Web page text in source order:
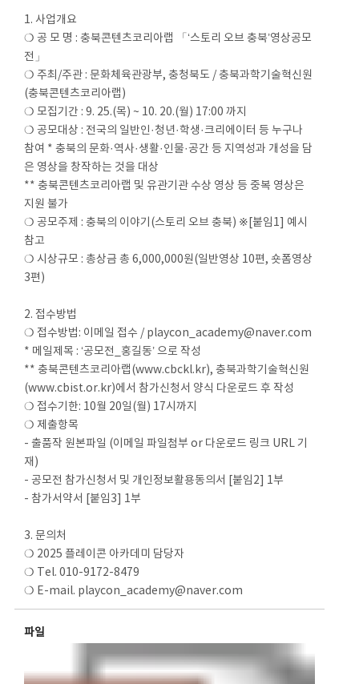
1. 사업개요
❍ 공 모 명 : 충북콘텐츠코리아랩 「‘스토리 오브 충북’영상공모
전」
❍ 주최/주관 : 문화체육관광부, 충청북도 / 충북과학기술혁신원
(충북콘텐츠코리아랩)
❍ 모집기간 : 9. 25.(목) ~ 10. 20.(월) 17:00 까지
❍ 공모대상 : 전국의 일반인·청년·학생·크리에이터 등 누구나
참여 * 충북의 문화·역사·생활·인물·공간 등 지역성과 개성을 담
은 영상을 창작하는 것을 대상
** 충북콘텐츠코리아랩 및 유관기관 수상 영상 등 중복 영상은
지원 불가
❍ 공모주제 : 충북의 이야기(스토리 오브 충북) ※[붙임1] 예시
참고
❍ 시상규모 : 총상금 총 6,000,000원(일반영상 10편, 숏폼영상
3편)
2. 접수방법
❍ 접수방법: 이메일 접수 / playcon_academy@naver.com
* 메일제목 : ‘공모전_홍길동’ 으로 작성
** 충북콘텐츠코리아랩(www.cbckl.kr), 충북과학기술혁신원
(www.cbist.or.kr)에서 참가신청서 양식 다운로드 후 작성
❍ 접수기한: 10월 20일(월) 17시까지
❍ 제출항목
- 출품작 원본파일 (이메일 파일첨부 or 다운로드 링크 URL 기
재)
- 공모전 참가신청서 및 개인정보활용동의서 [붙임2] 1부
- 참가서약서 [붙임3] 1부
3. 문의처
❍ 2025 플레이콘 아카데미 담당자
❍ Tel. 010-9172-8479
❍ E-mail. playcon_academy@naver.com
파일